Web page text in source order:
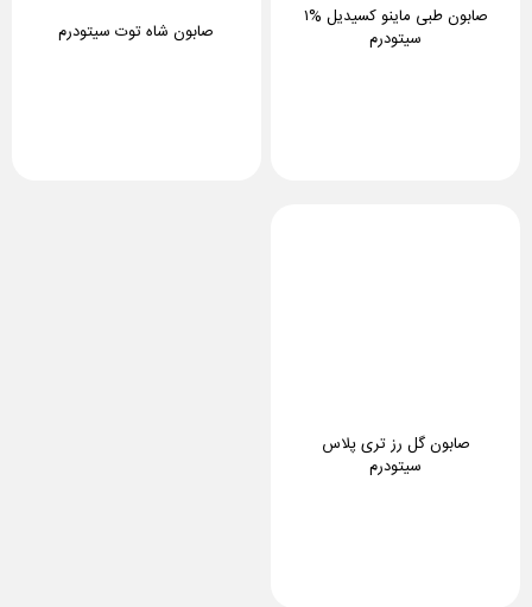
صابون طبی ماینو کسیدیل %۱
سیتودرم
صابون شاه توت سیتودرم
صابون گل رز تری پلاس
سیتودرم